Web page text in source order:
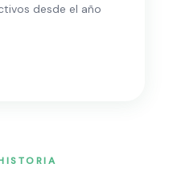
desde el año